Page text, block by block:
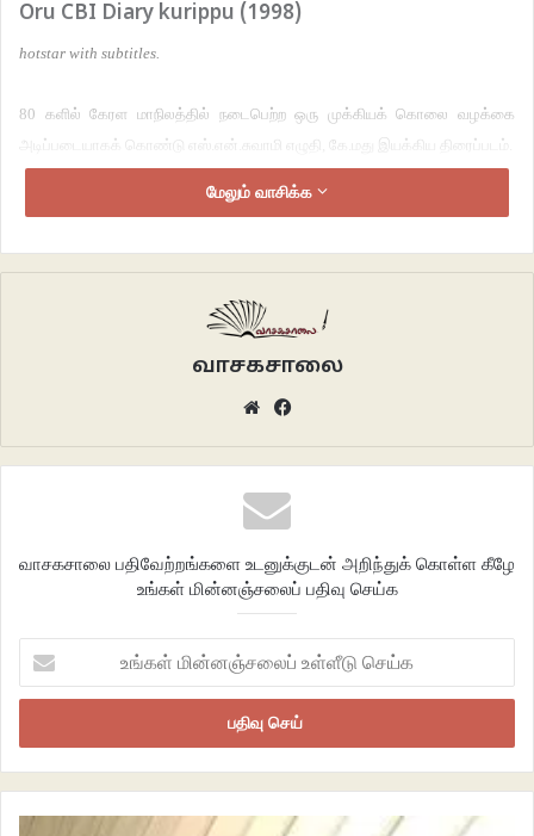
Oru CBI Diary kurippu (1998)
hotstar with subtitles.
80 களில் கேரள மாநிலத்தில் நடைபெற்ற ஒரு முக்கியக் கொலை வழக்கை
அடிப்படையாகக் கொண்டு எஸ்.என்.சுவாமி எழுதி, கே.மது இயக்கிய திரைப்படம்.
பணக்காரக் குடும்பத்தின் மருமகளான ஓமனா மாடியிலிருந்து குதித்து
சிபிஐ அதிகாரி சேதுராம ஐயராக மம்முட்டி அசத்தியிருப்பார். அவருக்கும் போலிஸ்
கூடுதல் பலம். மலையாள சினிமாவின் மிக முக்கியமான திரைப்படம்.
மேலும் வாசிக்க
வாசகசாலை
Website
வாசகசாலை பதிவேற்றங்களை உடனுக்குடன் அறிந்துக் கொள்ள கீழே
உங்கள் மின்னஞ்சலைப் பதிவு செய்க
மின்னஞ்சலைப்
உள்ளீடு